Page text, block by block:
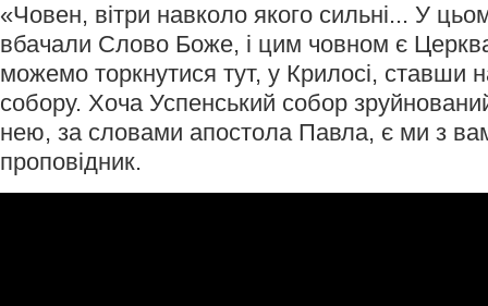
«Човен, вітри навколо якого сильні... У
вбачали Слово Боже, і цим човном є
можемо торкнутися тут, у Крилосі, ставши
собору. Хоча Успенський собор
нею, за словами апостола Павла, є ми з
проповідник.